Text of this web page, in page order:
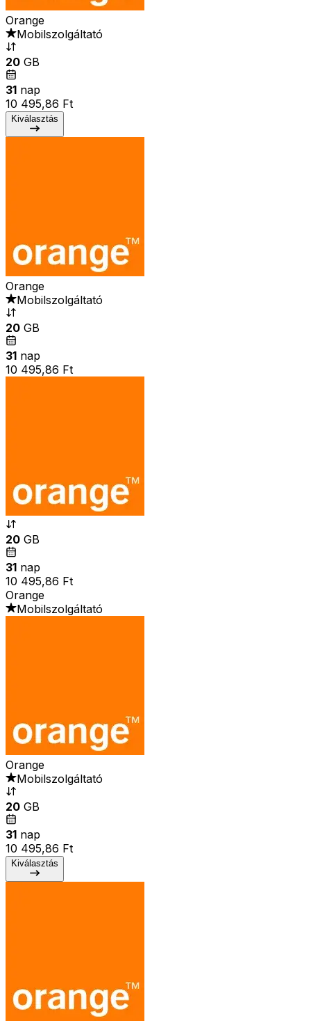
Orange
Mobilszolgáltató
20 GB
31 nap
10 495,86 Ft
Kiválasztás
Orange
Mobilszolgáltató
20 GB
31 nap
10 495,86 Ft
20 GB
31 nap
10 495,86 Ft
Orange
Mobilszolgáltató
Orange
Mobilszolgáltató
20 GB
31 nap
10 495,86 Ft
Kiválasztás